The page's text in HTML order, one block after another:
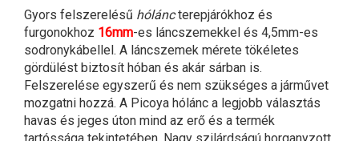
Gyors felszerelésű hóláncterepjárókhoz és
furgonokhoz 16mm-es láncszemekkel és 4,5mm-es
sodronykábellel. A láncszemek mérete tökéletes
gördülést biztosít hóban és akár sárban is.
Felszerelése egyszerű és nem szükséges a járművet
mozgatni hozzá. A Picoya hólánc a legjobb választás
havas és jeges úton mind az erő és a termék